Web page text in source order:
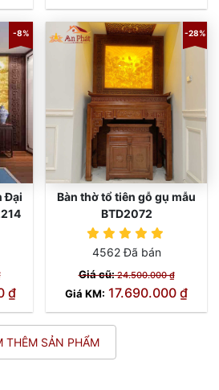
-8%
Đại
₫
-28%
Bàn thờ tổ tiên gỗ gụ mẫu
BTD2072
4562 Đã bán
Giá cũ:24.500.000 ₫
Giá KM: 17.690.000 ₫
THÊM SẢN PHẨM